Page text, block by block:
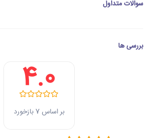
سوالات متداول
بررسی ها
4.0
بر اساس 7 بازخورد